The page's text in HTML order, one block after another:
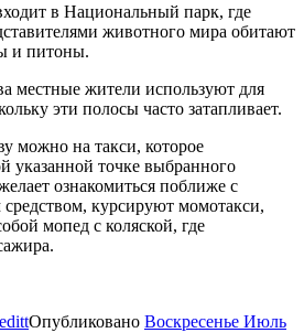
в Национальный парк, где
животного мира обитают
и питоны.
местные жители используют для
эти полосы часто затапливает.
можно на такси, которое
указанной точке выбранного
ознакомиться поближе с
курсируют момотакси,
мопед с коляской, где
Опубликовано Воскресенье Июль